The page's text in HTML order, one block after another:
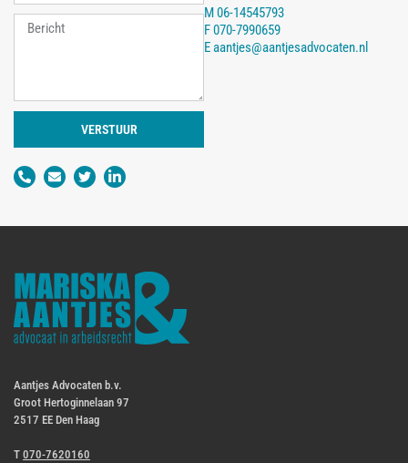
VERSTUUR
M06-14545793
F070-7990659
Eaantjes@aantjesadvocaten.nl
Aantjes Advocaten b.v.
Groot Hertoginnelaan 97
2517 EE Den Haag
T 070-7620160